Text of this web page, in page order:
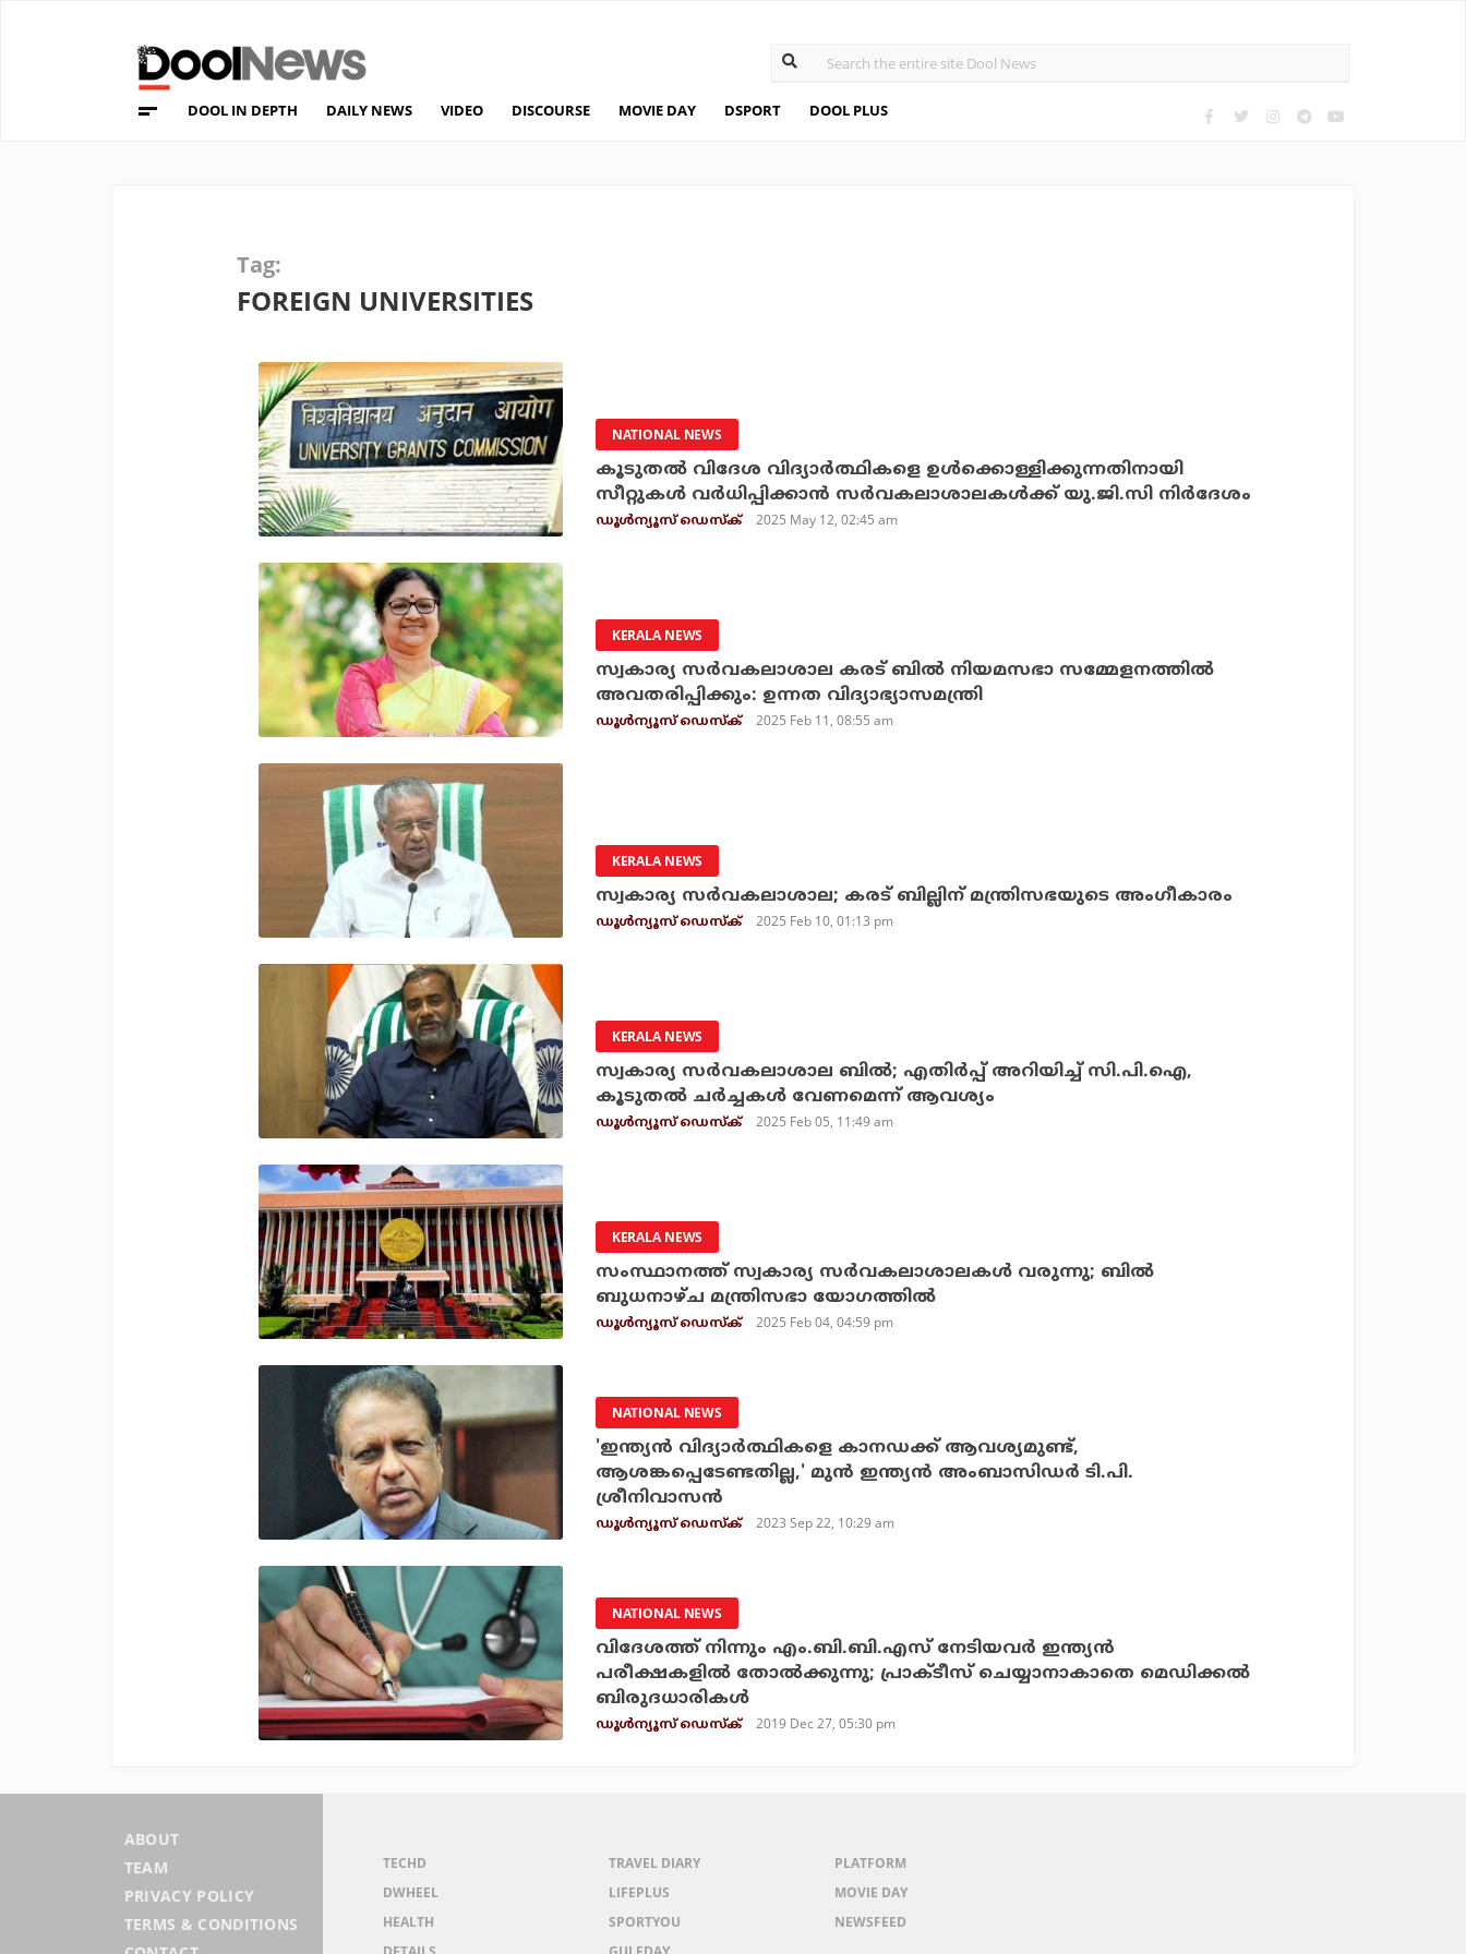
DOOL IN DEPTH DAILY NEWS VIDEO DISCOURSE MOVIE DAY DSPORT DOOL PLUS
Tag:
FOREIGN UNIVERSITIES
NATIONAL NEWS
കൂടുതല്‍ വിദേശ വിദ്യാര്‍ത്ഥികളെ ഉള്‍ക്കൊള്ളിക്കുന്നതിനായി
സീറ്റുകള്‍ വര്‍ധിപ്പിക്കാന്‍ സര്‍വകലാശാലകള്‍ക്ക് യു.ജി.സി നിര്‍ദേശം
ഡൂള്‍ന്യൂസ് ഡെസ്‌ക് 2025 May 12, 02:45 am
KERALA NEWS
സ്വകാര്യ സര്‍വകലാശാല കരട് ബില്‍ നിയമസഭാ സമ്മേളനത്തില്‍
അവതരിപ്പിക്കും: ഉന്നത വിദ്യാഭ്യാസമന്ത്രി
ഡൂള്‍ന്യൂസ് ഡെസ്‌ക് 2025 Feb 11, 08:55 am
KERALA NEWS
സ്വകാര്യ സര്‍വകലാശാല; കരട് ബില്ലിന് മന്ത്രിസഭയുടെ അംഗീകാരം
ഡൂള്‍ന്യൂസ് ഡെസ്‌ക് 2025 Feb 10, 01:13 pm
KERALA NEWS
സ്വകാര്യ സര്‍വകലാശാല ബില്‍; എതിര്‍പ്പ് അറിയിച്ച് സി.പി.ഐ,
കൂടുതല്‍ ചര്‍ച്ചകള്‍ വേണമെന്ന് ആവശ്യം
ഡൂള്‍ന്യൂസ് ഡെസ്‌ക് 2025 Feb 05, 11:49 am
KERALA NEWS
സംസ്ഥാനത്ത് സ്വകാര്യ സര്‍വകലാശാലകള്‍ വരുന്നു; ബില്‍
ബുധനാഴ്ച മന്ത്രിസഭാ യോഗത്തില്‍
ഡൂള്‍ന്യൂസ് ഡെസ്‌ക് 2025 Feb 04, 04:59 pm
NATIONAL NEWS
'ഇന്ത്യൻ വിദ്യാർത്ഥികളെ കാനഡക്ക് ആവശ്യമുണ്ട്,
ആശങ്കപ്പെടേണ്ടതില്ല,' മുൻ ഇന്ത്യൻ അംബാസിഡർ ടി.പി.
ശ്രീനിവാസൻ
ഡൂള്‍ന്യൂസ് ഡെസ്‌ക് 2023 Sep 22, 10:29 am
NATIONAL NEWS
വിദേശത്ത് നിന്നും എം.ബി.ബി.എസ് നേടിയവര്‍ ഇന്ത്യന്‍
പരീക്ഷകളില്‍ തോല്‍ക്കുന്നു; പ്രാക്ടീസ് ചെയ്യാനാകാതെ മെഡിക്കല്‍
ബിരുദധാരികള്‍
ഡൂള്‍ന്യൂസ് ഡെസ്‌ക് 2019 Dec 27, 05:30 pm
ABOUT
TEAM
PRIVACY POLICY
TERMS & CONDITIONS
TECHD
DWHEEL
HEALTH
TRAVEL DIARY
LIFEPLUS
SPORTYOU
PLATFORM
MOVIE DAY
NEWSFEED